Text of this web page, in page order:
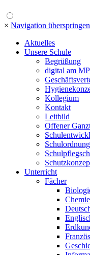
× Navigation überspringen
Aktuelles
Unsere Schule
Begrüßung
digital am
Kollegium
Kontakt
Leitbild
Offener
Schulordnung
Unterricht
Fächer
Chemie